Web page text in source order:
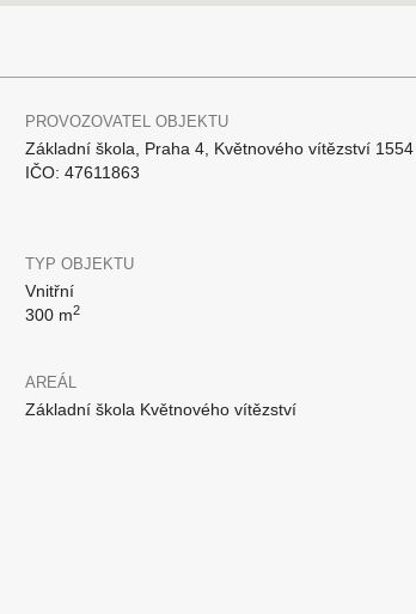
PROVOZOVATEL OBJEKTU
Základní škola, Praha 4, Květnového vítězství 1554
IČO: 47611863
TYP OBJEKTU
Vnitřní
300 m2
AREÁL
Základní škola Květnového vítězství